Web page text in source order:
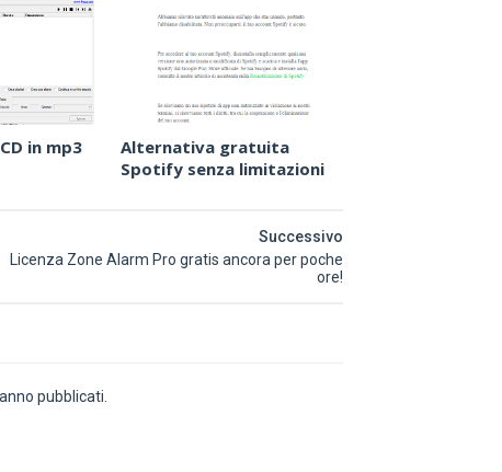
in mp3
Alternativa gratuita
Spotify senza limitazioni
Successivo
Licenza Zone Alarm Pro gratis ancora per poche
ore!
pubblicati.